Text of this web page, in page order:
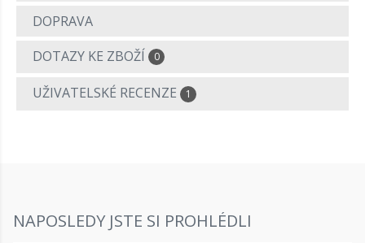
DOPRAVA
DOTAZY KE ZBOŽÍ
0
UŽIVATELSKÉ RECENZE 1
NAPOSLEDY JSTE SI PROHLÉDLI